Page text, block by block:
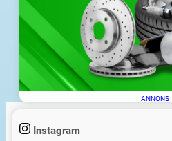
ANNONS
Instagram